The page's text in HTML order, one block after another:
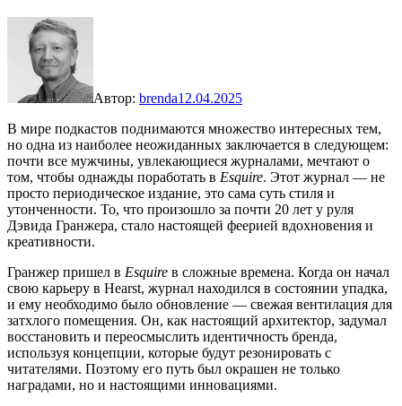
Автор: brenda12.04.2025
В мире подкастов поднимаются множество интересных тем,
но одна из наиболее неожиданных заключается в следующем:
почти все мужчины, увлекающиеся журналами, мечтают о
том, чтобы однажды поработать в Esquire. Этот журнал — не
просто периодическое издание, это сама суть стиля и
утонченности. То, что произошло за почти 20 лет у руля
Дэвида Гранжера, стало настоящей феерией вдохновения и
креативности.
Гранжер пришел в Esquire в сложные времена. Когда он начал
свою карьеру в Hearst, журнал находился в состоянии упадка,
и ему необходимо было обновление — свежая вентилация для
затхлого помещения. Он, как настоящий архитектор, задумал
восстановить и переосмыслить идентичность бренда,
используя концепции, которые будут резонировать с
читателями. Поэтому его путь был окрашен не только
наградами, но и настоящими инновациями.